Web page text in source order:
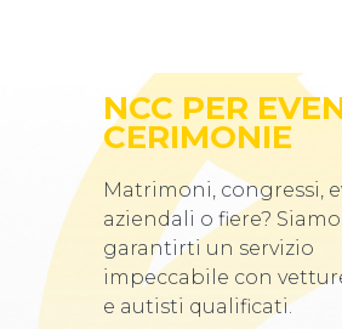
NCC PER
CERIMONIE
Matrimoni, congressi,
aziendali o fiere?
garantirti un servizio
impeccabile con
e autisti qualificati.